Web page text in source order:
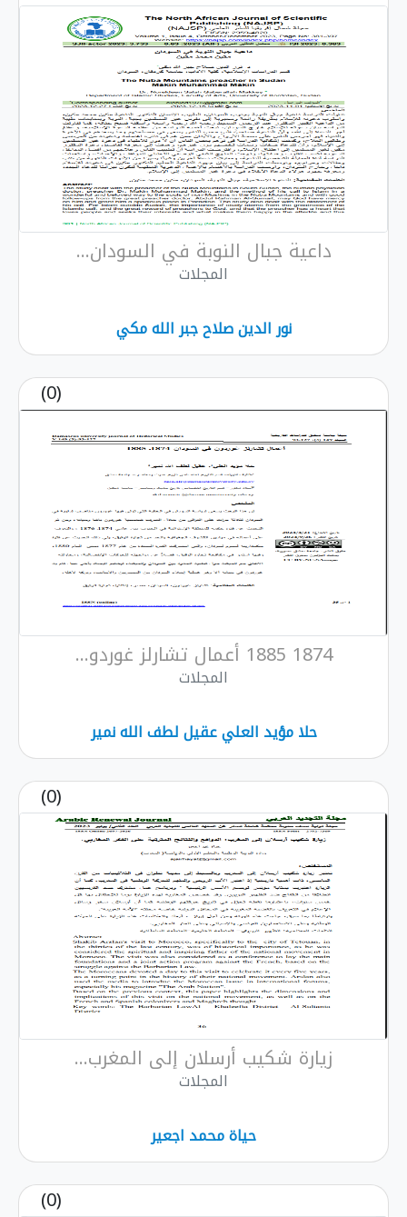
داعية جبال النوبة في السودان...
المجلات
نور الدين صلاح جبر الله مكي
(0)
1874 1885 أعمال تشارلز غوردو...
المجلات
حلا مؤيد العلي عقيل لطف الله نمير
(0)
زيارة شكيب أرسلان إلى المغرب...
المجلات
حياة محمد اجعير
(0)